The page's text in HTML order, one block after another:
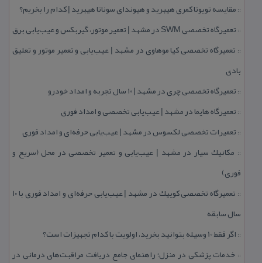
:: مقایسه تویوتا كمری هیبرید و هیوندای سوناتا هیبرید | كدام را بخریم؟
:: تعمیرگاه تخصصی SWM در مشهد | تعمیر موتور، گیربكس و عیب‌یابی برق
:: تعمیرگاه تخصصی كیا موهاوی در مشهد | عیب‌یابی و تعمیر موتور و تعلیق
بادی
:: تعمیرگاه تخصصی چری در مشهد | ۱۰ سال تجربه و امداد خودرو
:: تعمیرگاه هایما در مشهد | عیب‌یابی تخصصی و امداد فوری
:: تعمیرات تخصصی لكسوس در مشهد | عیب‌یابی حرفه‌ای و امداد فوری
:: مكانیك سیار در مشهد | عیب‌یابی و تعمیر تخصصی در محل (سریع و
فوری)
::
تعمیرگاه تخصصی كوییك در مشهد | عیب‌یابی حرفه‌ای و امداد فوری با ۱۰
سال سابقه
:: اگر فقط 10 وسیله بتوانید بخرید، اولویت با كدام تجهیزات است؟
:: خدمات پزشكی در منزل؛ راهنمای جامع دریافت مراقبت‌های درمانی در